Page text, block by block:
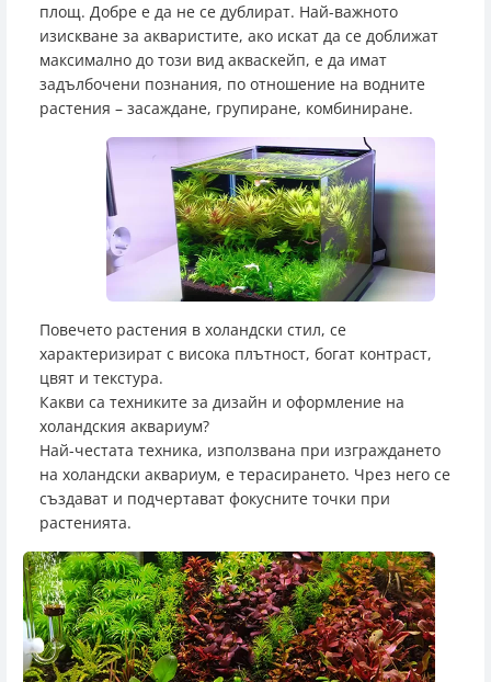
площ. Добре е да не се дублират. Най-важното
изискване за акваристите, ако искат да се доближат
максимално до този вид акваскейп, е да имат
задълбочени познания, по отношение на водните
растения – засаждане, групиране, комбиниране.
Повечето растения в холандски стил, се
характеризират с висока плътност, богат контраст,
цвят и текстура.
Какви са техниките за дизайн и оформление на
холандския аквариум?
Най-честата техника, използвана при изграждането
на холандски аквариум, е терасирането. Чрез него се
създават и подчертават фокусните точки при
растенията.